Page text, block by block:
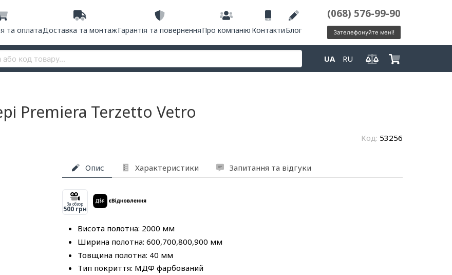
та оплатаДоставка та монтажГарантія та поверненняПро компанію КонтактиБлог
(068) 576-99-90
Зателефонуйте мені!
UA RU
Premiera Terzetto Vetro
Код: 53256
Опис Характеристики Запитання та відгуки
За обзор
500 грн
Висота полотна: 2000 мм
Ширина полотна: 600,700,800,900 мм
Товщина полотна: 40 мм
Тип покриття: МДФ фарбований